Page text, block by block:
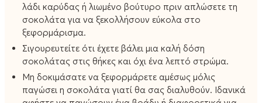
λάδι καρύδας ή λιωμένο βούτυρο πριν απλώσετε τη
σοκολάτα για να ξεκολλήσουν εύκολα στο
ξεφορμάρισμα.
Σιγουρευτείτε ότι έχετε βάλει μια καλή δόση
σοκολάτας στις θήκες και όχι ένα λεπτό στρώμα.
Μη δοκιμάσατε να ξεφορμάρετε αμέσως μόλις
παγώσει η σοκολάτα γιατί θα σας διαλυθούν. Ιδανικά